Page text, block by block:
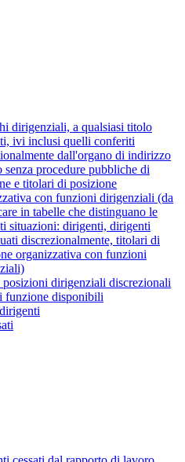
dirigenziali, a qualsiasi titolo
ivi inclusi quelli conferiti
dall'organo di indirizzo
senza procedure pubbliche di
e titolari di posizione
con funzioni dirigenziali (da
in tabelle che distinguano le
situazioni: dirigenti, dirigenti
discrezionalmente, titolari di
organizzativa con funzioni
posizioni dirigenziali discrezionali
funzione disponibili